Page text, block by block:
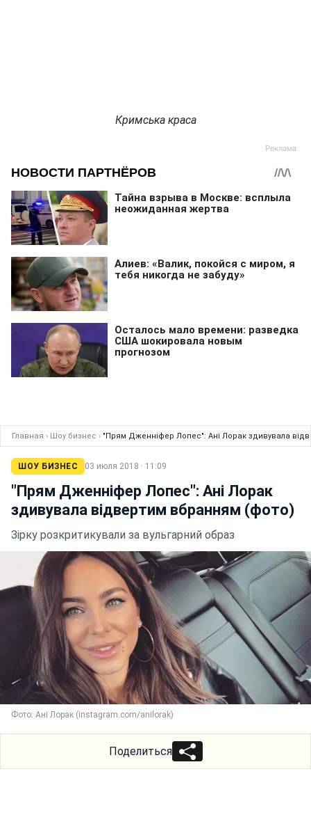
Кримська краса
Главная › Шоу бизнес › "Прям Дженніфер Лопес": Ані Лорак здивувала
ШОУ БИЗНЕС 03 июля 2018 · 11:09
"Прям Дженніфер Лопес": Ані Лорак
здивувала відвертим вбранням (фото)
Зірку розкритикували за вульгарний образ
Фото: Ані Лорак (instagram.com/anilorak)
Поделиться